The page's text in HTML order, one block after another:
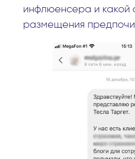
инфлюенсера и какой
размещения